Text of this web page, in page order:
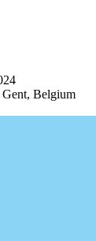
Gent, Belgium